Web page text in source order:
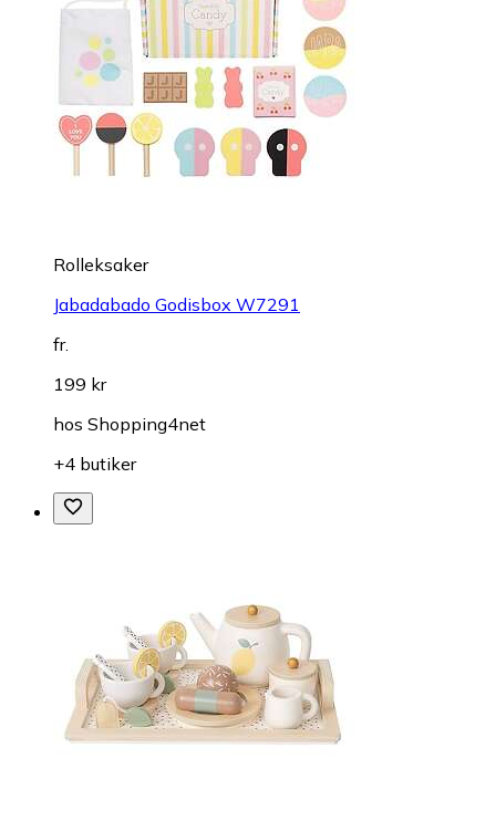
Rolleksaker
Jabadabado Godisbox W7291
fr.
199 kr
hos Shopping4net
+4 butiker